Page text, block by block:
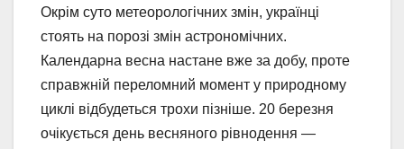
Окрім суто метеорологічних змін, українці
стоять на порозі змін астрономічних.
Календарна весна настане вже за добу, проте
справжній переломний момент у природному
циклі відбудеться трохи пізніше. 20 березня
очікується день весняного рівнодення —